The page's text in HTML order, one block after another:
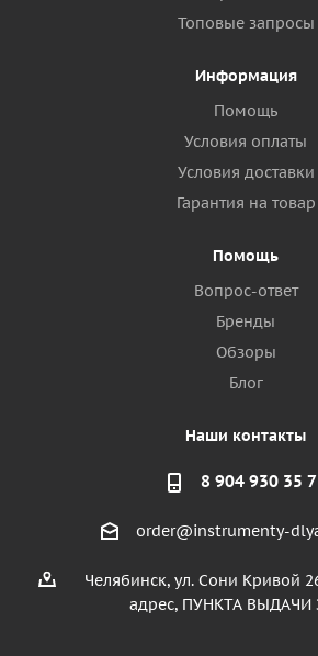
Топовые запросы
Информация
Помощь
Условия оплаты
Условия доставки
Гарантия на товар
Помощь
Вопрос-ответ
Бренды
Обзоры
Блог
Наши контакты
8 904 930 35
order@instrumenty-
Челябинск, ул. Сони Кривой
адрес, ПУНКТА ВЫДАЧИ